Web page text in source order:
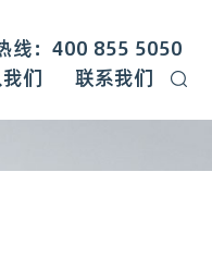
线：400 855 5050
们 联系我们